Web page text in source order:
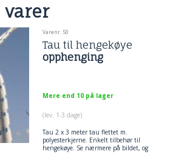
varer
Varenr. 50
Tau til hengekøye
opphenging
Mere end 10 på lager
(lev. 1-3 dage)
Tau 2 x 3 meter tau flettet m.
polyesterkjerne. Enkelt tilbehør til
hengekøye. Se nærmere på bildet, og